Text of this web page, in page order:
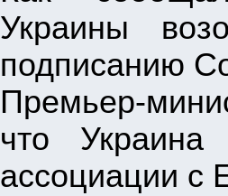
Украины
подписанию
Премьер-
что Украина
ассоциации с